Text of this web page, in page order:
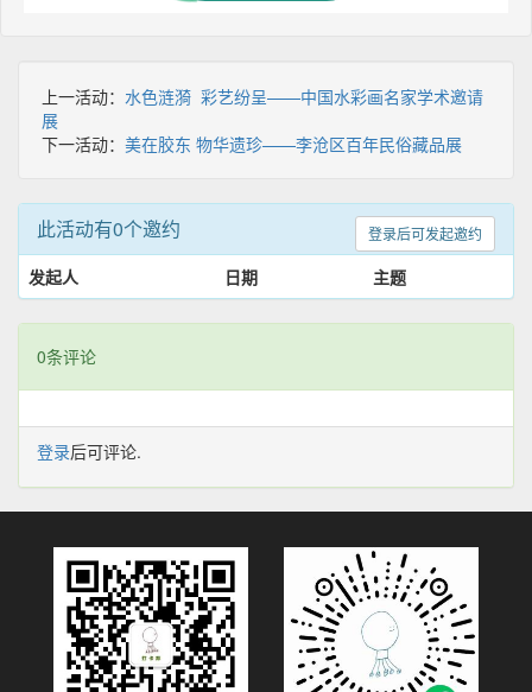
上一活动： 水色涟漪 彩艺纷呈——中国水彩画名家学术邀请
展
下一活动： 美在胶东 物华遗珍——李沧区百年民俗藏品展
登录后可发起邀约
此活动有0个邀约
发起人 日期 主题
0条评论
登录后可评论.